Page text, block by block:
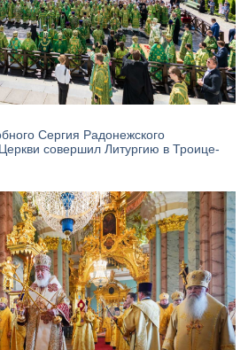
Сергия Радонежского
совершил Литургию в Троице-